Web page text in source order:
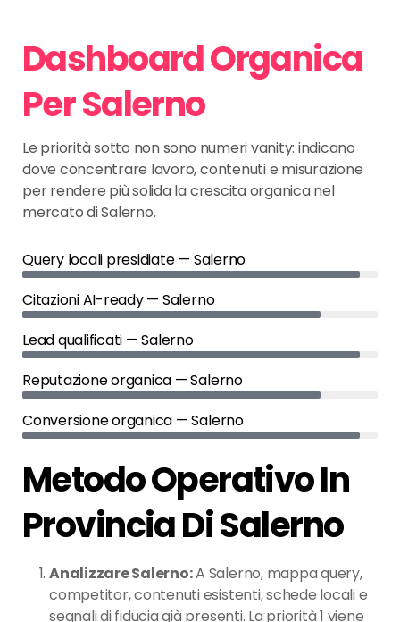
Dashboard Organica
Per Salerno
Le priorità sotto non sono numeri vanity: indicano
dove concentrare lavoro, contenuti e misurazione
per rendere più solida la crescita organica nel
mercato di Salerno.
Query locali presidiate — Salerno
Citazioni AI-ready — Salerno
Lead qualificati — Salerno
Reputazione organica — Salerno
Conversione organica — Salerno
Metodo Operativo In
Provincia Di Salerno
Analizzare Salerno:A Salerno, mappa query,
competitor, contenuti esistenti, schede locali e
segnali di fiducia già presenti. La priorità 1 viene